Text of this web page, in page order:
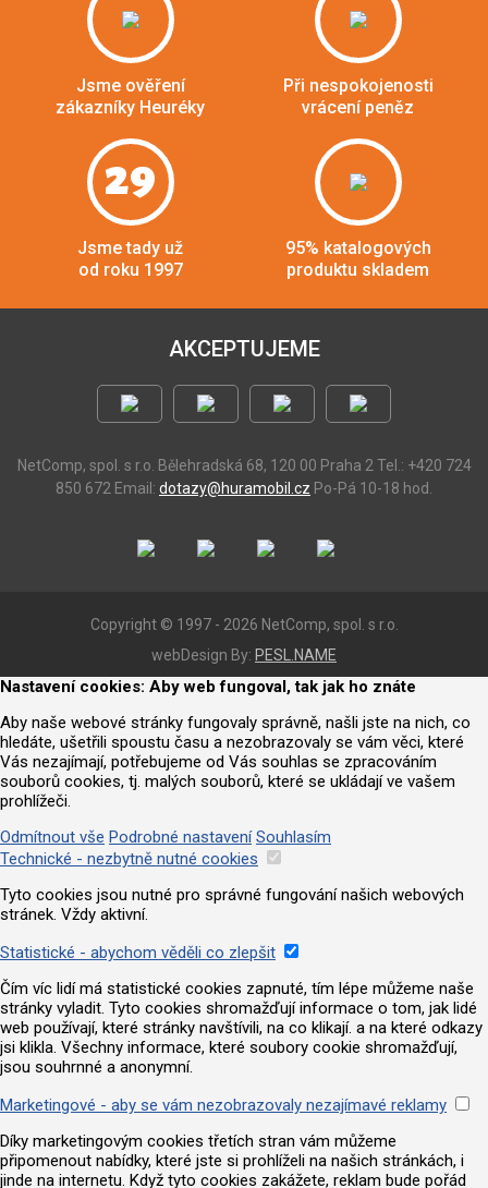
Jsme ověření
zákazníky Heuréky
Při nespokojenosti
vrácení peněz
29
Jsme tady už
od roku 1997
95% katalogových
produktu skladem
AKCEPTUJEME
NetComp, spol. s r.o. Bělehradská 68, 120 00 Praha 2 Tel.: +420 724
850 672 Email: dotazy@huramobil.cz Po-Pá 10-18 hod.
Copyright © 1997 - 2026 NetComp, spol. s r.o.
webDesign By: PESL.NAME
Nastavení cookies: Aby web fungoval, tak jak ho znáte
Aby naše webové stránky fungovaly správně, našli jste na nich, co
hledáte, ušetřili spoustu času a nezobrazovaly se vám věci, které
Vás nezajímají, potřebujeme od Vás souhlas se zpracováním
souborů cookies, tj. malých souborů, které se ukládají ve vašem
prohlížeči.
Odmítnout vše Podrobné nastavení Souhlasím
Technické - nezbytně nutné cookies
Tyto cookies jsou nutné pro správné fungování našich webových
stránek. Vždy aktivní.
Statistické - abychom věděli co zlepšit
Čím víc lidí má statistické cookies zapnuté, tím lépe můžeme naše
stránky vyladit. Tyto cookies shromažďují informace o tom, jak lidé
web používají, které stránky navštívili, na co klikají. a na které odkazy
jsi klikla. Všechny informace, které soubory cookie shromažďují,
jsou souhrnné a anonymní.
Marketingové - aby se vám nezobrazovaly nezajímavé reklamy
Díky marketingovým cookies třetích stran vám můžeme
připomenout nabídky, které jste si prohlíželi na našich stránkách, i
jinde na internetu. Když tyto cookies zakážete, reklam bude pořád